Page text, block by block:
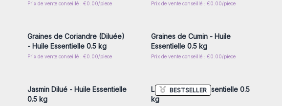
Prix de vente conseillé : €0.00/piece Prix de vente conseillé : €0.00/piece
Connectez-vous ou inscrivez-
Graines de Coriandre (Diluée)
- Huile Essentielle 0.5 kg
Prix de vente conseillé : €0.00/piece
Connectez-vous ou inscrivez-
Graines de Cumin - Huile
Essentielle 0.5 kg
Prix de vente conseillé : €0.00/piece
Connectez-vous ou inscrivez-
Jasmin Dilué - Huile Essentielle
0.5 kg
BESTSELLER
Connectez-vous ou inscrivez-
Lavande - Huile Essentielle 0.5
kg